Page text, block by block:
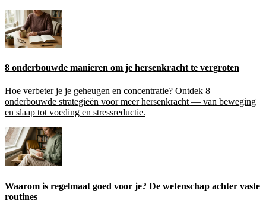
8 onderbouwde manieren om je hersenkracht te vergroten
Hoe verbeter je je geheugen en concentratie? Ontdek 8
onderbouwde strategieën voor meer hersenkracht — van beweging
en slaap tot voeding en stressreductie.
Waarom is regelmaat goed voor je? De wetenschap achter vaste
routines